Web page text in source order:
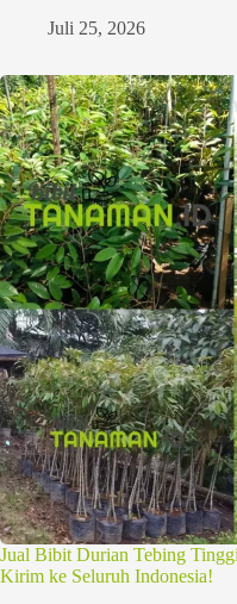
Juli 25, 2026
Jual Bibit Durian Tebing
Kirim ke Seluruh Indonesia!